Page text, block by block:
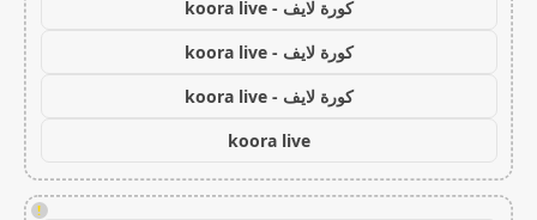
كورة لايف - koora live
كورة لايف - koora live
كورة لايف - koora live
koora live
!